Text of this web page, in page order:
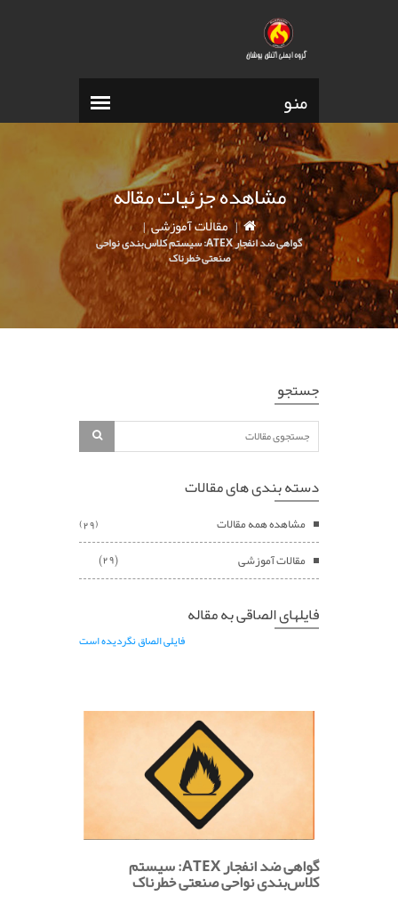
مشاهده جزئیات مقاله
| مقالات آموزشی|
گواهی ضد انفجار ATEX: سیستم کلاس‌بندی نواحی
صنعتی خطرناک
جستجو
دسته بندی های مقالات
مشاهده همه مقالات (
29
)
مقالات آموزشی (29)
فایلهای الصاقی به مقاله
فایلی الصاق نگردیده است
گواهی ضد انفجار ATEX: سیستم
کلاس‌بندی نواحی صنعتی خطرناک